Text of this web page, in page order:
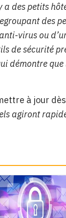
des petits
des
virus ou
de sécurité
démontre
à jour
agiront